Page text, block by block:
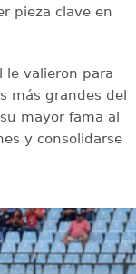
pieza clave en
le valieron para
más grandes del
mayor fama al
y consolidarse